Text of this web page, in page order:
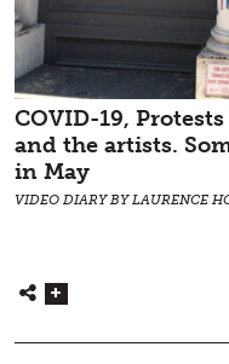
COVID-19,
and the artists.
in May
VIDEO DIARY BY LAURENCE